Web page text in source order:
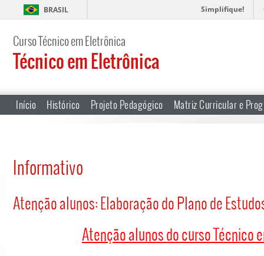
BRASIL Simplifique!
Curso Técnico em Eletrônica
Técnico em Eletrônica
Início Histórico Projeto Pedagógico Matriz Curricular e
Informativo
Atenção alunos: Elaboração do Plano de
Atenção alunos do curso Técnico